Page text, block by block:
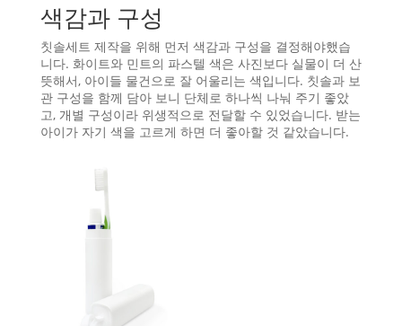
색감과 구성
칫솔세트 제작을 위해 먼저 색감과 구성을 결정해야했습
니다. 화이트와 민트의 파스텔 색은 사진보다 실물이 더 산
뜻해서, 아이들 물건으로 잘 어울리는 색입니다. 칫솔과 보
관 구성을 함께 담아 보니 단체로 하나씩 나눠 주기 좋았
고, 개별 구성이라 위생적으로 전달할 수 있었습니다. 받는
아이가 자기 색을 고르게 하면 더 좋아할 것 같았습니다.